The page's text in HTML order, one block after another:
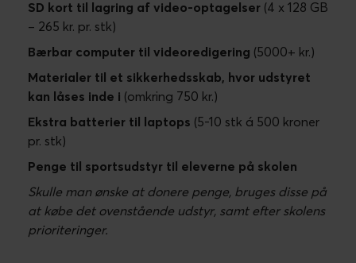
SD kort til lagring af video-optagelser (4 x 128 GB
– 265 kr. pr. stk)
Bærbar computer til videoredigering (5000+ kr.)
Materialer til et sikkerhedsskab, hvor udstyret
kan låses inde i (omkring 750 kr.)
Ekstra batterier til laptops (5-10 stk á 500 kroner
pr. stk)
Penge til sportsudstyr til eleverne på skolen
Skulle man ønske at donere penge, bruges disse på
at købe det ovenstående udstyr, samt efter skolens
prioriteringer.